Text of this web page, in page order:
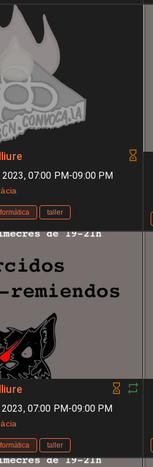
2023, 07:00 PM-09:00 PM
taller
2023, 07:00 PM-09:00 PM
taller